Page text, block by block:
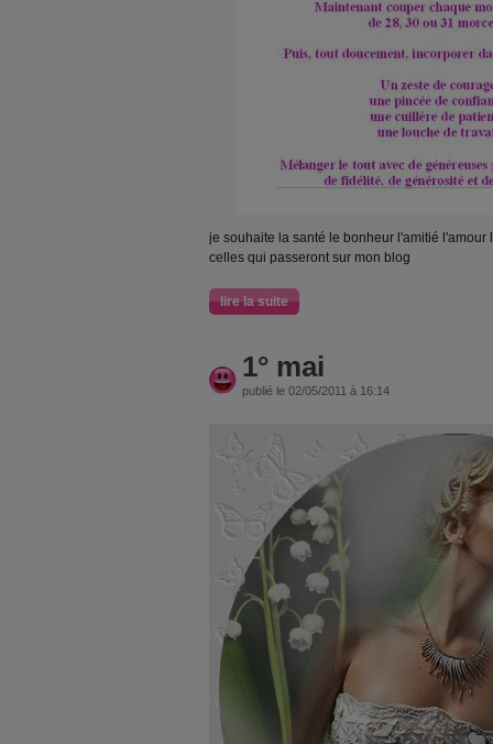
je souhaite la santé le bonheur l'amitié l'amour
celles qui passeront sur mon blog
lire la suite
1° mai
publié le 02/05/2011 à 16:14